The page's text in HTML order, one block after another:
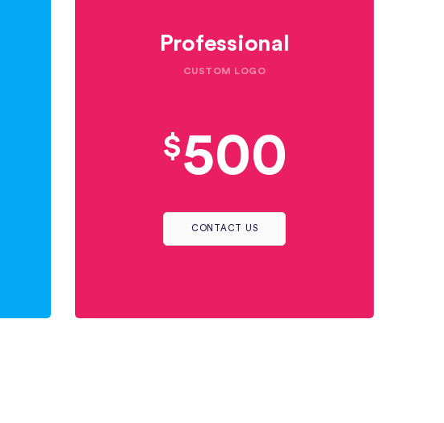
Professional
CUSTOM LOGO
$500
CONTACT US